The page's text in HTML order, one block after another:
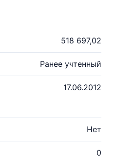
518 697,02
Ранее учтенный
17.06.2012
Нет
0